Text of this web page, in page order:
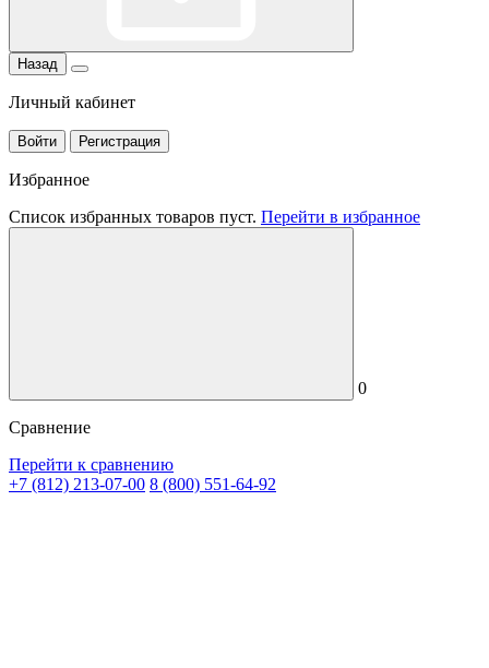
Назад
Личный кабинет
Войти Регистрация
Избранное
Список избранных товаров пуст. Перейти в избранное
0
Сравнение
Перейти к сравнению
+7 (812) 213-07-00 8 (800) 551-64-92